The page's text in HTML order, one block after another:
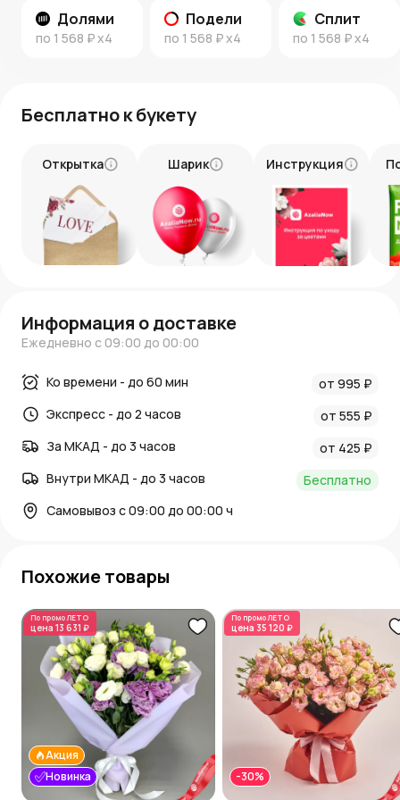
Долями
по 1 568 ₽x4
Подели
по 1 568 ₽x4
Сплит
по 1 568 ₽x4
Бесплатно к букету
Открытка Шарик Инструкция
Информация о доставке
Ежедневно с 09:00 до 00:00
Ко времени - до 60 мин
от 995 ₽
Экспресс - до 2 часов
от 555 ₽
За МКАД - до 3 часов
от 425 ₽
Внутри МКАД - до 3 часов
Бесплатно
Самовывоз с 09:00 до 00:00 ч
Похожие товары
По промоЛЕТО
цена 13 631 ₽
Новинка
Акция
По промоЛЕТО
цена 35 120 ₽
-30%